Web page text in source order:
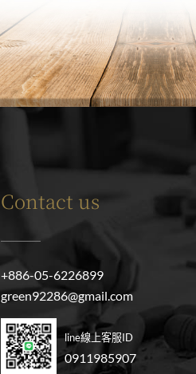
Contact us
+886-05-6226899
green92286@gmail.com
line線上客服ID
0911985907